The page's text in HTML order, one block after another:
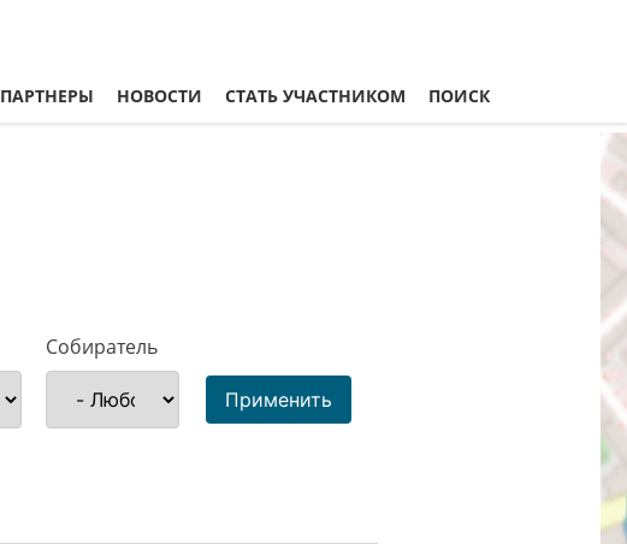
ПАРТНЕРЫ НОВОСТИ СТАТЬ УЧАСТНИКОМ ПОИСК
Собиратель